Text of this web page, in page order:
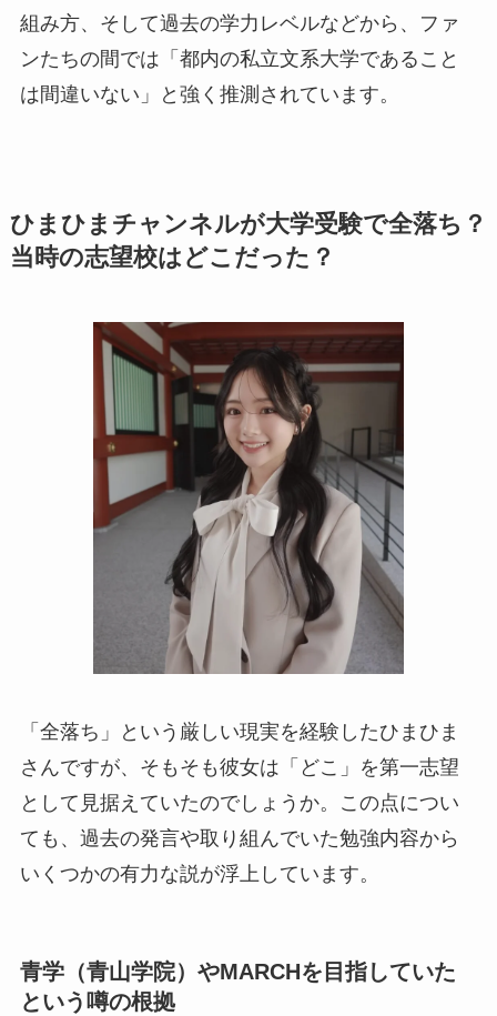
組み方、そして過去の学力レベルなどから、ファ
ンたちの間では「都内の私立文系大学であること
は間違いない」と強く推測されています。
ひまひまチャンネルが大学受験で全落ち？
当時の志望校はどこだった？
「全落ち」という厳しい現実を経験したひまひま
さんですが、そもそも彼女は「どこ」を第一志望
として見据えていたのでしょうか。この点につい
ても、過去の発言や取り組んでいた勉強内容から
いくつかの有力な説が浮上しています。
青学（青山学院）やMARCHを目指していた
という噂の根拠